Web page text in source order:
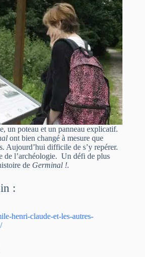
un poteau et un panneau explicatif.
ont bien changé à mesure que
Aujourd’hui difficile de s’y repérer.
de l’archéologie. Un défi de plus
de Germinal !.
:
henri-claude-et-les-autres-